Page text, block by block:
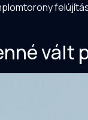
vált